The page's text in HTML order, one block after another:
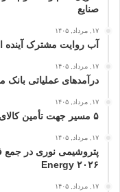
صنایع
۱۷, مرداد, ۱۴۰۵
آب روایت مشترک آینده
۱۷, مرداد, ۱۴۰۵
درآمدهای عملیاتی بانک ملت از ۱۶۰ همت
۱۷, مرداد, ۱۴۰۵
۵ مسیر جهت تأمین کالای ضروری بدون انتظار برای ساخت بندر جدید
۱۷, مرداد, ۱۴۰۵
Energy ۲۰۲۶
۱۷, مرداد, ۱۴۰۵